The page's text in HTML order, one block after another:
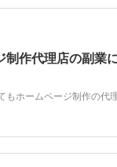
制作代理店の副業
もホームページ制作の代